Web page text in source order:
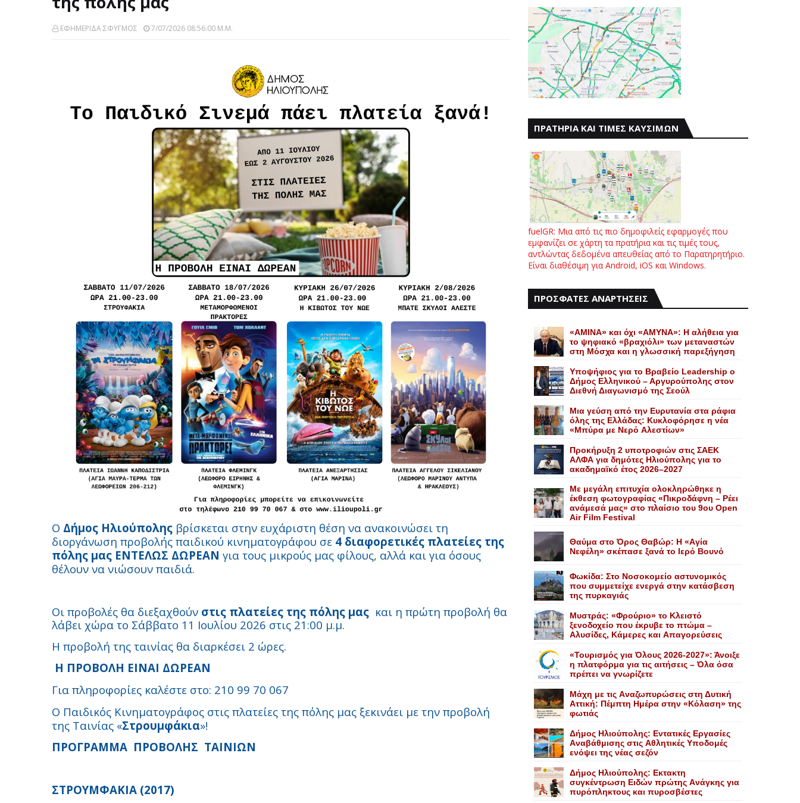
ΕΦΗΜΕΡΙΔΑ ΣΦΥΓΜΟΣ 7/07/2026 08:56:00 Μ.μ.
Ο Δήμος Ηλιούπολης βρίσκεται στην ευχάριστη θέση να ανακοινώσει τη
διοργάνωση προβολής παιδικού κινηματογράφου σε 4 διαφορετικές πλατείες της
πόλης μας ΕΝΤΕΛΩΣ ΔΩΡΕΑΝ για τους μικρούς μας φίλους, αλλά και για όσους
θέλουν να νιώσουν παιδιά.
Οι προβολές θα διεξαχθούν στις πλατείες της πόλης μας και η πρώτη προβολή θα
λάβει χώρα το Σάββατο 11 Ιουλίου 2026 στις 21:00 μ.μ.
Η προβολή της ταινίας θα διαρκέσει 2 ώρες.
Η ΠΡΟΒΟΛΗ ΕΙΝΑΙ ΔΩΡΕΑΝ
Για πληροφορίες καλέστε στο: 210 99 70 067
Ο Παιδικός Κινηματογράφος στις πλατείες της πόλης μας ξεκινάει με την προβολή
της Ταινίας «Στρουμφάκια»!
ΠΡΟΓΡΑΜΜΑ ΠΡΟΒΟΛΗΣ ΤΑΙΝΙΩΝ
ΣΤΡΟΥΜΦΑΚΙΑ (2017)
ΠΡΑΤΗΡΙΑ ΚΑΙ ΤΙΜΕΣ ΚΑΥΣΙΜΩΝ
fuelGR: Μια από τις πιο δημοφιλείς εφαρμογές που
εμφανίζει σε χάρτη τα πρατήρια και τις τιμές τους,
αντλώντας δεδομένα απευθείας από το Παρατηρητήριο.
Είναι διαθέσιμη για Android, iOS και Windows.
ΠΡΟΣΦΑΤΕΣ ΑΝΑΡΤΗΣΕΙΣ
«AMINA» και όχι «ΑΜΥΝΑ»: Η αλήθεια για
το ψηφιακό «βραχιόλι» των μεταναστών
στη Μόσχα και η γλωσσική παρεξήγηση
Yποψήφιος για το Bραβείο Leadership ο
Δήμος Ελληνικού – Αργυρούπολης στον
Διεθνή Διαγωνισμό της Σεούλ
Mια γεύση από την Eυρυτανία στα ράφια
όλης της Ελλάδας: Κυκλοφόρησε η νέα
«Μπύρα με Nερό Aλεστίων»
Προκήρυξη 2 υποτροφιών στις ΣΑΕΚ
ΑΛΦΑ για δημότες Ηλιούπολης για το
ακαδημαϊκό έτος 2026–2027
Με μεγάλη επιτυχία ολοκληρώθηκε η
έκθεση φωτογραφίας «Πικροδάφνη – Ρέει
ανάμεσά μας» στο πλαίσιο του 9ου Open
Air Film Festival
Θαύμα στο Όρος Θαβώρ: H «Aγία
Nεφέλη» σκέπασε ξανά το Iερό Bουνό
Φωκίδα: Στο Νοσοκομείο αστυνομικός
που συμμετείχε ενεργά στην κατάσβεση
της πυρκαγιάς
Mυστράς: «Φρούριο» το Kλειστό
ξενοδοχείο που έκρυβε το πτώμα –
Aλυσίδες, Kάμερες και Aπαγορεύσεις
«Τουρισμός για Όλους 2026-2027»: Άνοιξε
η πλατφόρμα για τις αιτήσεις – Όλα όσα
πρέπει να γνωρίζετε
Mάχη με τις Aναζωπυρώσεις στη Δυτική
Aττική: Πέμπτη Hμέρα στην «Kόλαση» της
φωτιάς
Δήμος Ηλιούπολης: Eντατικές Eργασίες
Aναβάθμισης στις Aθλητικές Yποδομές
ενόψει της νέας σεζόν
Δήμος Ηλιούπολης: Eκτακτη
συγκέντρωση Eιδών πρώτης Aνάγκης για
πυρόπληκτους και πυροσβέστες